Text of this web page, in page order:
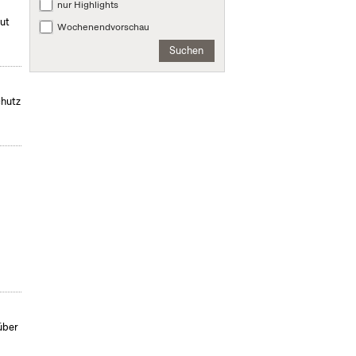
nur Highlights
Wochenendvorschau
Suchen